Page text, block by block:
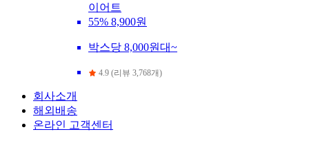
이어트
55% 8,900원
박스당 8,000원대~
4.9 (리뷰 3,768개)
회사소개
해외배송
온라인 고객센터